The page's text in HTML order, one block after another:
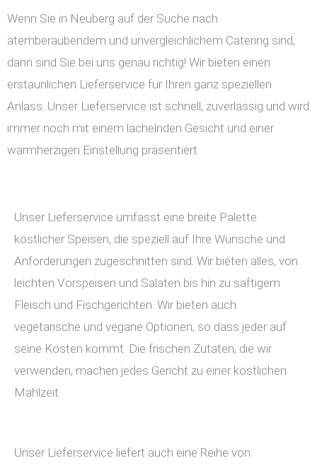
Wenn Sie in Neuberg auf der Suche nach
atemberaubendem und unvergleichlichem Catering sind,
dann sind Sie bei uns genau richtig! Wir bieten einen
erstaunlichen Lieferservice für Ihren ganz speziellen
Anlass. Unser Lieferservice ist schnell, zuverlässig und wird
immer noch mit einem lächelnden Gesicht und einer
warmherzigen Einstellung präsentiert.
Unser Lieferservice umfasst eine breite Palette
köstlicher Speisen, die speziell auf Ihre Wünsche und
Anforderungen zugeschnitten sind. Wir bieten alles, von
leichten Vorspeisen und Salaten bis hin zu saftigem
Fleisch und Fischgerichten. Wir bieten auch
vegetarische und vegane Optionen, so dass jeder auf
seine Kosten kommt. Die frischen Zutaten, die wir
verwenden, machen jedes Gericht zu einer köstlichen
Mahlzeit.
Unser Lieferservice liefert auch eine Reihe von